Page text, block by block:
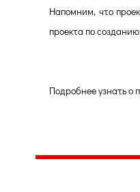
Напомним, что
проекта по
Подробнее узнать о